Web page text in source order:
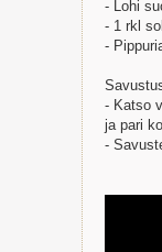
- Lohi
- 1 rkl
-
- Katso
ja pari
-